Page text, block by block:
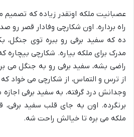
عصبانیت ملکه اونقدر زیاده که تصمیم
راه برداره. اون شکارچی وفادار قصر
ده که سفید برفی رو ببره توی جنگل،
مدرک برای ملکه بیاره. شکارچی بیچاره
راضی بشه، سفید برفی رو به جنگل می
از ترس و التماس، از شکارچی می خواد
وجدانش درد گرفته، به سفید برفی اجازه
برنگرده. اون به جای قلب سفید برفی،
ملکه می بره تا خیالش راحت شه.